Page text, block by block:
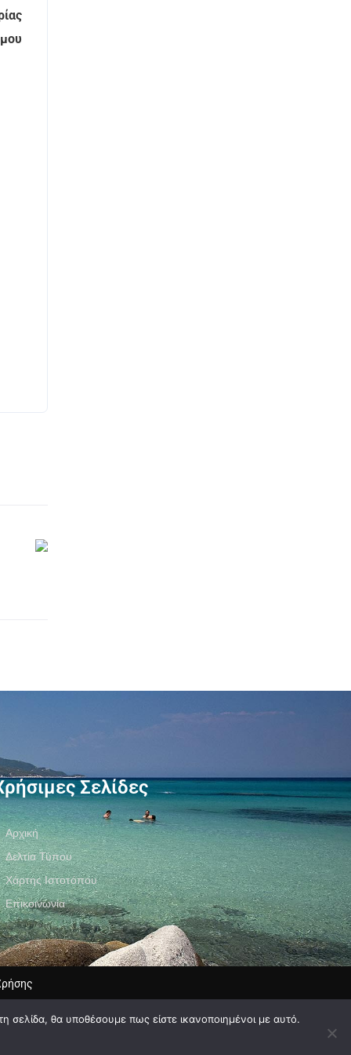
Σελίδες
Αρχική
Δελτία Τύπου
Χάρτης Ιστοτόπου
Επικοινωνία
σελίδα, θα υποθέσουμε πως είστε ικανοποιημένοι με αυτό.